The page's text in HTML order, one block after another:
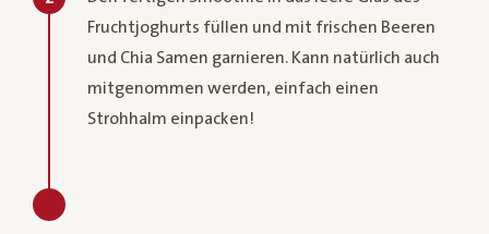
Fruchtjoghurts füllen und mit frischen Beeren
und Chia Samen garnieren. Kann natürlich auch
mitgenommen werden, einfach einen
Strohhalm einpacken!